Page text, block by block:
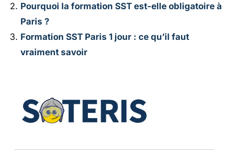
Pourquoi la formation SST est-elle obligatoire à
Paris ?
Formation SST Paris 1 jour : ce qu’il faut
vraiment savoir